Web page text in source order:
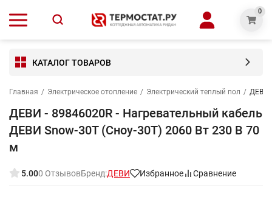
0
КАТАЛОГ ТОВАРОВ
Главная / Электрическое отопление / Электрический теплый пол / ДЕВИ
ДЕВИ - 89846020R - Нагревательный кабель
ДЕВИ Snow-30T (Сноу-30Т) 2060 Вт 230 В 70
м
5.000 ОтзывовБренд:ДЕВИ Избранное Сравнение